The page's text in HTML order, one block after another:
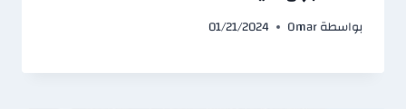
بواسطةOmar
01/21/2024